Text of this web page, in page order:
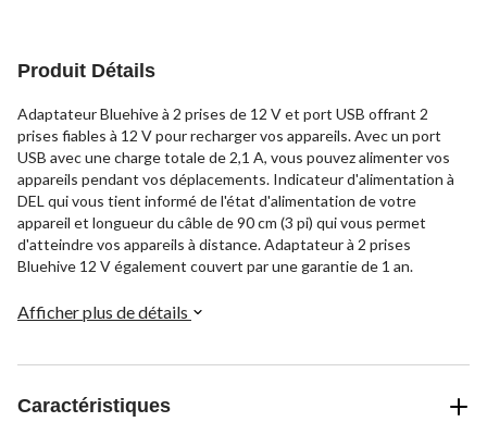
Produit Détails
Adaptateur Bluehive à 2 prises de 12 V et port USB offrant 2
prises fiables à 12 V pour recharger vos appareils. Avec un port
USB avec une charge totale de 2,1 A, vous pouvez alimenter vos
appareils pendant vos déplacements. Indicateur d'alimentation à
DEL qui vous tient informé de l'état d'alimentation de votre
appareil et longueur du câble de 90 cm (3 pi) qui vous permet
d'atteindre vos appareils à distance. Adaptateur à 2 prises
Bluehive 12 V également couvert par une garantie de 1 an.
Afficher plus de détails
Caractéristiques